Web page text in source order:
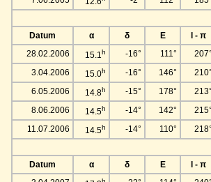
Datum α δ E
l - π
28.02.2006
15.1h -16° 111°
3.04.2006
15.0h -16° 146°
6.05.2006
14.8h -15° 178°
8.06.2006
14.5h -14° 142°
11.07.2006
14.5h -14° 110°
Datum α δ E
l - π